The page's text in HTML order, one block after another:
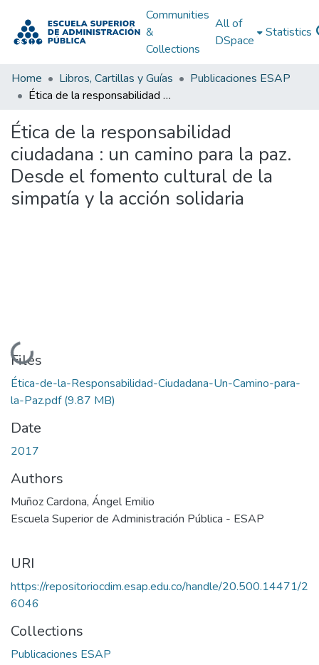
Communities
&
Collections
All of
DSpace
Statistics
Home Libros, Cartillas y Guías
Publicaciones ESAP
Ética de la responsabilidad ciudadana : un camino para la paz. Desde el fomento cultural de la simpatía y la acción solidaria
Ética de la responsabilidad
ciudadana : un camino para la paz.
Desde el fomento cultural de la
simpatía y la acción solidaria
Loading...
Files
Ética-de-la-Responsabilidad-Ciudadana-Un-Camino-para-
la-Paz.pdf(9.87 MB)
Date
2017
Authors
Muñoz Cardona, Ángel Emilio
Escuela Superior de Administración Pública - ESAP
URI
https://repositoriocdim.esap.edu.co/handle/20.500.14471/2
6046
Collections
Publicaciones ESAP